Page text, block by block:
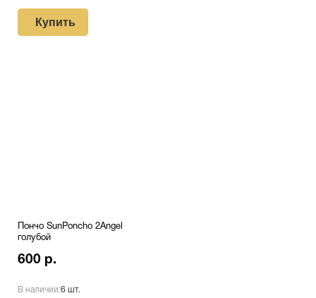
Купить
Пончо SunPoncho 2Angel
голубой
600 р.
В наличии:6 шт.